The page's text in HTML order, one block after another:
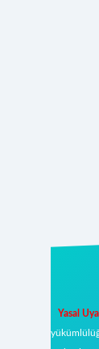
Yasal